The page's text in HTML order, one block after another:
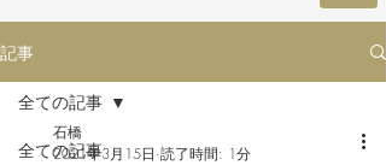
記事
全ての記事
全ての記事
石橋
2021年3月15日 読了時間: 1分